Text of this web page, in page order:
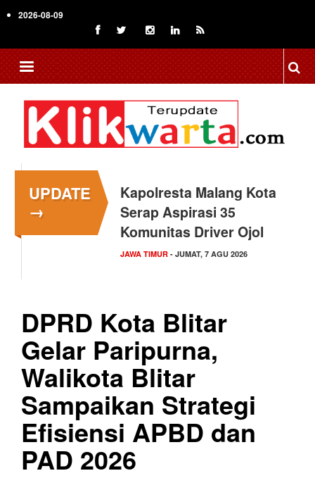
to
content
2026-08-09
UPDATE
→
Kapolresta Malang Kota
Serap Aspirasi 35
Komunitas Driver Ojol
JAWA TIMUR - JUMAT, 7 AGU 2026
DPRD Kota Blitar
Gelar Paripurna,
Walikota Blitar
Sampaikan Strategi
Efisiensi APBD dan
PAD 2026